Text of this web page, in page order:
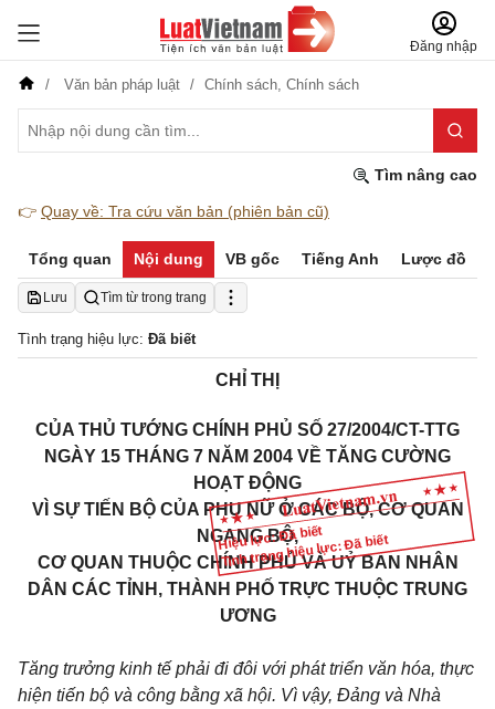
Đăng nhập
Văn bản pháp luật Chính sách, Chính sách
Tìm nâng cao
👉 Quay về: Tra cứu văn bản (phiên bản cũ)
Tổng quan Nội dung VB gốc Tiếng Anh Lược đồ
Lưu Tìm từ trong trang
Tình trạng hiệu lực: Đã biết
Hiệu lực: Đã biết
Tình trạng hiệu lực: Đã biết
CHỈ THỊ
CỦA THỦ TƯỚNG CHÍNH PHỦ SỐ 27/2004/CT-TTG
NGÀY 15 THÁNG 7 NĂM 2004 VỀ TĂNG CƯỜNG
HOẠT ĐỘNG
VÌ SỰ TIẾN BỘ CỦA PHỤ NỮ Ở CÁC BỘ, CƠ QUAN
NGANG BỘ,
CƠ QUAN THUỘC CHÍNH PHỦ VÀ UỶ BAN NHÂN
DÂN CÁC TỈNH, THÀNH PHỐ TRỰC THUỘC TRUNG
ƯƠNG
Tăng trưởng kinh tế phải đi đôi với phát triển văn hóa, thực
hiện tiến bộ và công bằng xã hội. Vì vậy, Đảng và Nhà